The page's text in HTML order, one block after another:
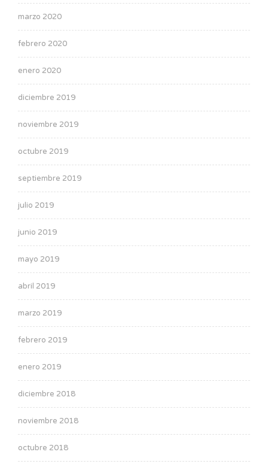
marzo 2020
febrero 2020
enero 2020
diciembre 2019
noviembre 2019
octubre 2019
septiembre 2019
julio 2019
junio 2019
mayo 2019
abril 2019
marzo 2019
febrero 2019
enero 2019
diciembre 2018
noviembre 2018
octubre 2018